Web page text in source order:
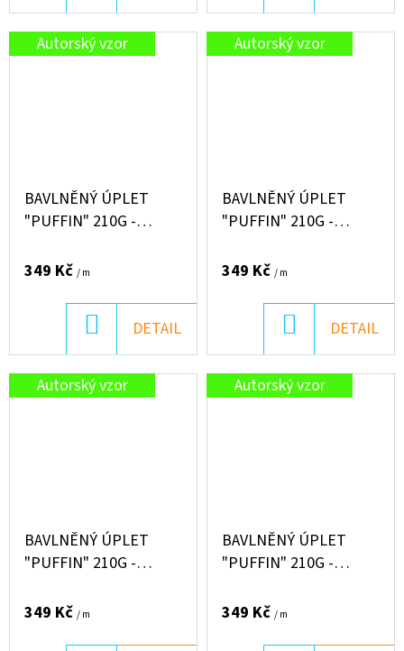
KOŠÍKU
KOŠÍKU
Autorský vzor
BAVLNĚNÝ ÚPLET
"PUFFIN" 210G -
349 Kč / m
KOŠÍKU
DETAIL
Autorský vzor
BAVLNĚNÝ ÚPLET
"PUFFIN" 210G -
349 Kč / m
KOŠÍKU
DETAIL
Autorský vzor
BAVLNĚNÝ ÚPLET
"PUFFIN" 210G -
349 Kč / m
Autorský vzor
BAVLNĚNÝ ÚPLET
"PUFFIN" 210G -
349 Kč / m